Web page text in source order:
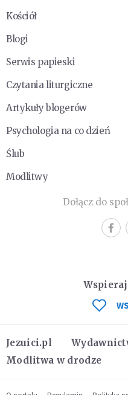
Kościół
Blogi
Serwis papieski
Czytania liturgiczne
Artykuły blogerów
Psychologia na co dzień
Ślub
Modlitwy
Dołącz do
Jezuici.pl
Modlitwa w drodze